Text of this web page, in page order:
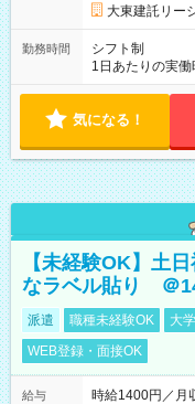
大東建託リー
勤務時間
シフト制
1日あたりの実働時間：最
18:30 ★上記時間内で1日5時間～勤務OK ＼ライフスタイルに合
軽にご相談ください！ ◆1か月ごとのシフト提出
ります。
気になる！
【未経験OK】土
なラベル貼り ＠
派遣 職種未経験OK 大
WEB登録・面接OK
給与
時給1400円／月